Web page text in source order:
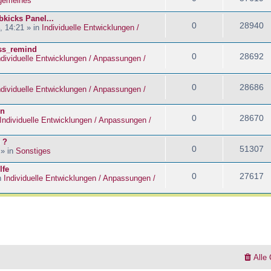
Panel...
14:21 » in Individuelle Entwicklungen /
0 28940
Entwicklungen / Anpassungen /
0 28692
Entwicklungen / Anpassungen /
0 28686
Individuelle Entwicklungen / Anpassungen /
0 28670
?
in Sonstiges 0 51307
Individuelle Entwicklungen / Anpassungen /
0 27617
Alle